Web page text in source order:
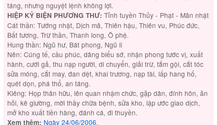
táng, nhưng nguyệt lệnh không lợi.
HIỆP KỶ BIỆN PHƯƠNG THƯ: Tỉnh tuyền Thủy - Phạt - Mãn nhật
Cát thần: Tướng nhật, Dịch mã, Thiên hậu, Thiên vu, Phúc đức,
Bất tương, Trừ thần, Thanh long, Ô phệ.
Hung thần: Ngũ hư, Bát phong, Ngũ li
Nên: Cúng tế, cầu phúc, dâng biểu sớ, nhận phong tước vị, xuất
hành, cưới gả, thu nạp người, di chuyển, giải trừ, tắm gội, cắt tóc
sửa móng, cắt may, đan dệt, khai trương, nạp tài, lấp hang hố,
quét dọn, phá thổ, an táng.
Kiêng: Họp thân hữu, lên quan nhậm chức, gặp dân, đính hôn, ăn
hỏi, kê giường, mời thầy chữa bệnh, sửa kho, lập ước giao dịch,
mở kho xuất tiền hàng, đánh cá, đi thuyền.
Xem thêm: Ngày 24/06/2006.